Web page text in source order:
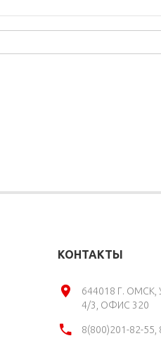
КОНТАКТЫ
644018 Г.
4/3, ОФИС 320
8(800)201-82-55,